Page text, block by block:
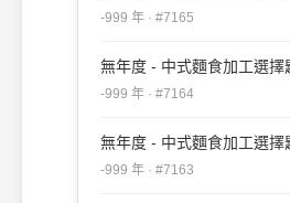
-999 年 · #7165
無年度 - 中式麵食加工選擇
-999 年 · #7164
無年度 - 中式麵食加工選擇
-999 年 · #7163